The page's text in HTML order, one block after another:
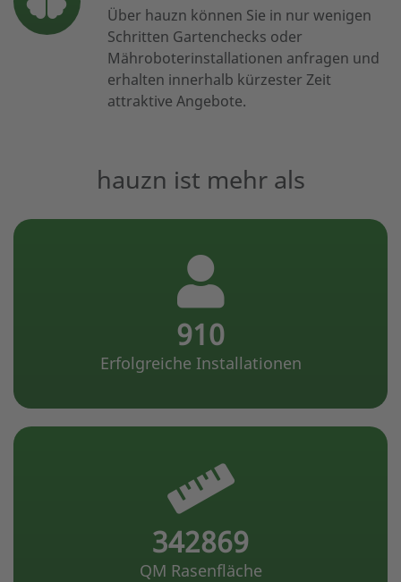
Über hauzn können Sie in nur wenigen
Schritten Gartenchecks oder
Mähroboterinstallationen anfragen und
erhalten innerhalb kürzester Zeit
attraktive Angebote.
hauzn ist mehr als
1714
Erfolgreiche Installationen
646085
QM Rasenfläche